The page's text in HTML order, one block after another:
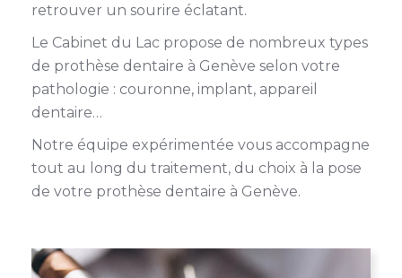
retrouver un sourire éclatant.
Le Cabinet du Lac propose de nombreux types
de prothèse dentaire à Genève selon votre
pathologie : couronne, implant, appareil
dentaire…
Notre équipe expérimentée vous accompagne
tout au long du traitement, du choix à la pose
de votre prothèse dentaire à Genève.